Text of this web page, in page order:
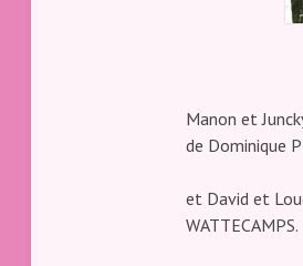
Indre 36
Manon et
de Dominique
et David et
WATTECAMPS.